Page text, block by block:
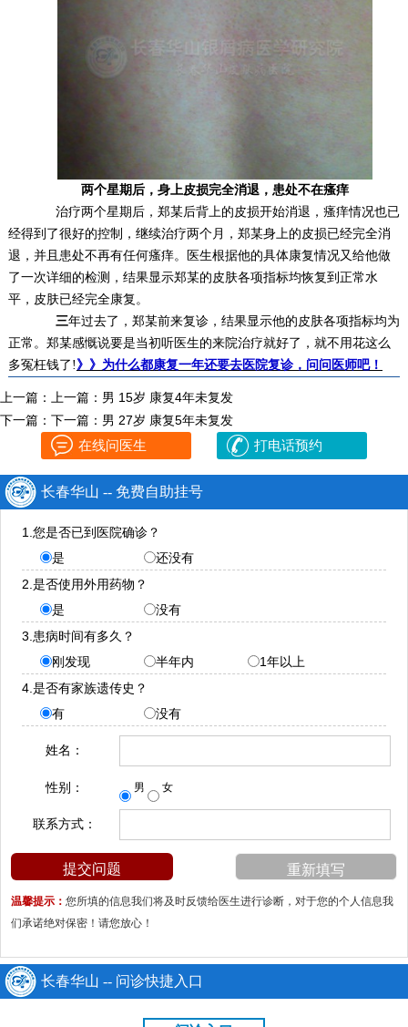
两个星期后，身上皮损完全消退，患处不在瘙痒
治疗两个星期后，郑某后背上的皮损开始消退，瘙痒情况也已
经得到了很好的控制，继续治疗两个月，郑某身上的皮损已经完全消
退，并且患处不再有任何瘙痒。医生根据他的具体康复情况又给他做
了一次详细的检测，结果显示郑某的皮肤各项指标均恢复到正常水
平，皮肤已经完全康复。
三年过去了，郑某前来复诊，结果显示他的皮肤各项指标均为
正常。郑某感慨说要是当初听医生的来院治疗就好了，就不用花这么
多冤枉钱了! 》》为什么都康复一年还要去医院复诊，问问医师吧！
上一篇：上一篇： 男 15岁 康复4年未复发
下一篇：下一篇： 男 27岁 康复5年未复发
在线问医生 打电话预约
长春华山 -- 免费自助挂号
1.您是否已到医院确诊？
是
还没有
2.是否使用外用药物？
是
没有
3.患病时间有多久？
刚发现
半年内
1年以上
4.是否有家族遗传史？
有
没有
姓名：
性别： 男 女
联系方式：
温馨提示：您所填的信息我们将及时反馈给医生进行诊断，对于您的个人信息我
们承诺绝对保密！请您放心！
长春华山 -- 问诊快捷入口